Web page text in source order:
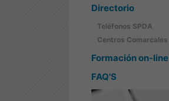
Directorio
Teléfonos SPDA
Centros Comarcales
Formación on-line
FAQ'S